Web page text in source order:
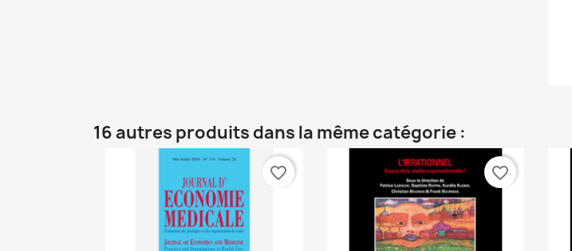
16 autres produits dans la même catégorie :
favorite_border favorite_border